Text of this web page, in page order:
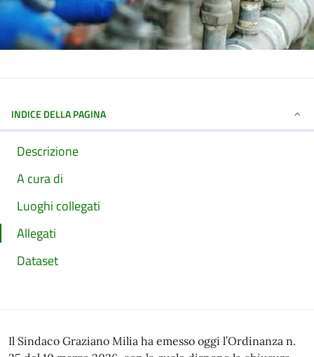
INDICE DELLA PAGINA
Descrizione
A cura di
Luoghi collegati
Allegati
Dataset
Il Sindaco Graziano Milia ha emesso oggi l’Ordinanza n.